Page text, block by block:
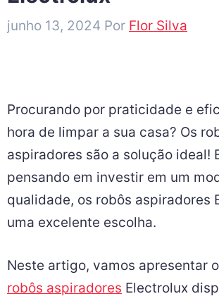
junho 13, 2024 Por Flor Silva
Procurando por praticidade e
hora de limpar a sua casa? Os
aspiradores são a solução ideal!
pensando em investir em um
qualidade, os robôs aspiradores
uma excelente escolha.
Neste artigo, vamos apresentar
robôs aspiradores Electrolux